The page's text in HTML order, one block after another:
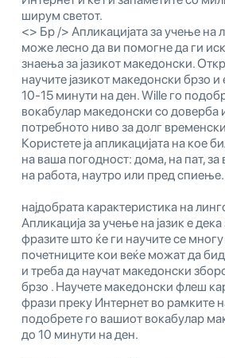
ширум светот.
<> Бр /> Апликацијата за учење на
може лесно да ви помогне да ги
знаења за јазикот македонски.
научите јазикот македонски брзо
10-15 минути на ден. Willе го
вокабулар македонски со доверба
потребното ниво за долг
Користете ја апликацијата на кое
на ваша погодност: дома, на пат, за
на работа, наутро или пред спиење.
најдобрата карактеристика на
Апликација за учење на јазик е
фразите што ќе ги научите се
почетниците кои веќе можат да
и треба да научат македонски
брзо . Научете македонски флеш
фрази преку Интернет во рамките
подобрете го вашиот вокабулар
до 10 минути на ден.